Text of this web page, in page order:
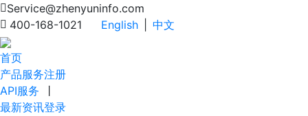
Service@zhenyuninfo.com
400-168-1021
English 中文
首页
产品服务
API服务
最新资讯
注册
登录